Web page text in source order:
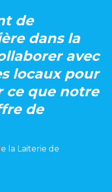
de
dans la
avec
locaux pour
ce que notre
de
la Laiterie de